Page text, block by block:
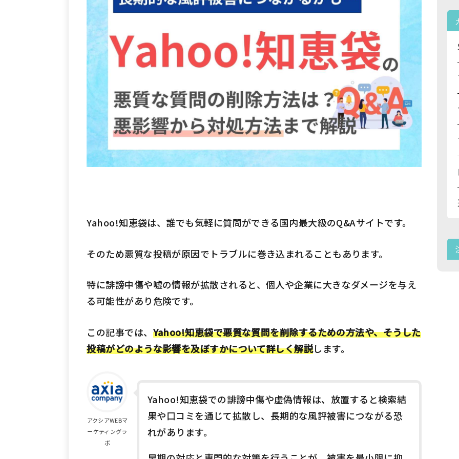
Yahoo!知恵袋は、誰でも気軽に質問ができる国内最大級のQ&Aサイトです。
そのため悪質な投稿が原因でトラブルに巻き込まれることもあります。
特に誹謗中傷や嘘の情報が拡散されると、個人や企業に大きなダメージを与え
る可能性があり危険です。
この記事では、 Yahoo!知恵袋で悪質な質問を削除するための方法や、そうした
投稿がどのような影響を及ぼすかについて詳しく解説します。
アクシアWEBマ
ーケティングラ
ボ
Yahoo!知恵袋での誹謗中傷や虚偽情報は、放置すると検索結
果や口コミを通じて拡散し、長期的な風評被害につながる恐
れがあります。